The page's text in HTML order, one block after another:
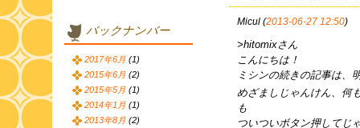
Micul (2013-06-27 12:50)
>hitomixさん
こんにちは！
ミシンの続きの記事は、
めざましじゃんけん、何
も
ついついボタン押してじ
バックナンバー
2017年6月 (1)
2015年6月 (2)
2015年5月 (1)
2014年1月 (1)
2013年8月 (2)